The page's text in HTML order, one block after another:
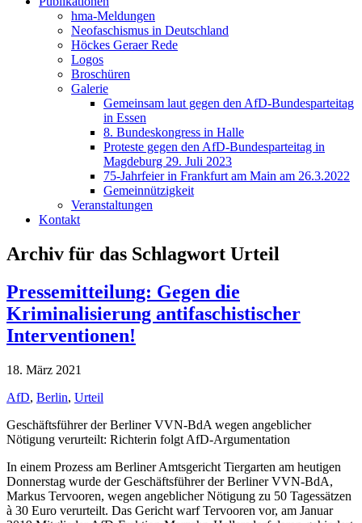
hma-Meldungen
Neofaschismus in Deutschland
Höckes Geraer Rede
Logos
Broschüren
Galerie
Gemeinsam laut gegen den AfD-Bundesparteitag
in Essen
8. Bundeskongress in Halle
Proteste gegen den AfD-Bundesparteitag in
Magdeburg 29. Juli 2023
75-Jahrfeier in Frankfurt am Main am 26.3.2022
Gemeinnützigkeit
Veranstaltungen
Kontakt
Archiv für das Schlagwort Urteil
Pressemitteilung: Gegen die
Kriminalisierung antifaschistischer
Interventionen!
18. März 2021
AfD, Berlin, Urteil
Geschäftsführer der Berliner VVN-BdA wegen angeblicher
Nötigung verurteilt: Richterin folgt AfD-Argumentation
In einem Prozess am Berliner Amtsgericht Tiergarten am heutigen
Donnerstag wurde der Geschäftsführer der Berliner VVN-BdA,
Markus Tervooren, wegen angeblicher Nötigung zu 50 Tagessätzen
à 30 Euro verurteilt. Das Gericht warf Tervooren vor, am Januar